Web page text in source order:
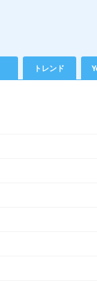
トレンド